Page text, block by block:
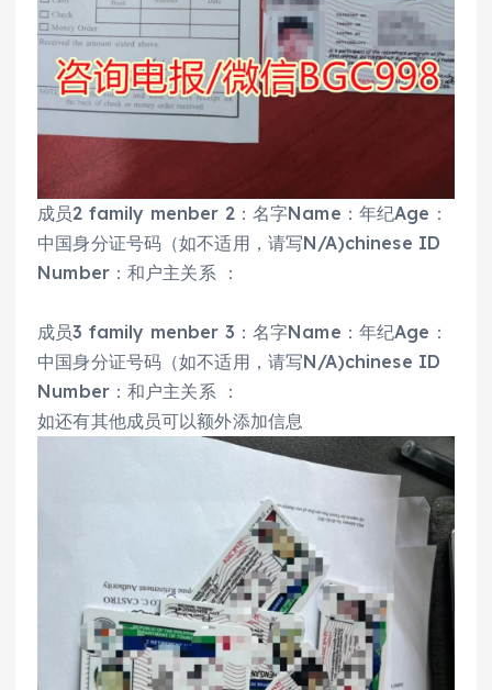
成员2 family menber 2：名字Name：年纪Age：
中国身分证号码（如不适用，请写N/A)chinese ID
Number：和户主关系 ：
成员3 family menber 3：名字Name：年纪Age：
中国身分证号码（如不适用，请写N/A)chinese ID
Number：和户主关系 ：
如还有其他成员可以额外添加信息